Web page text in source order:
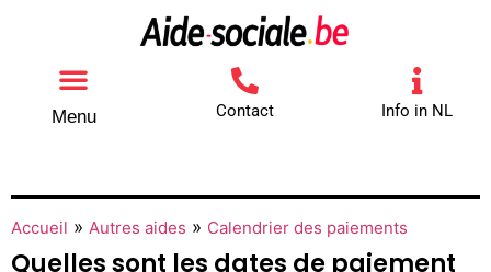
Menu Contact Info in NL
Accueil » Autres aides » Calendrier des paiements
Quelles sont les dates de paiement